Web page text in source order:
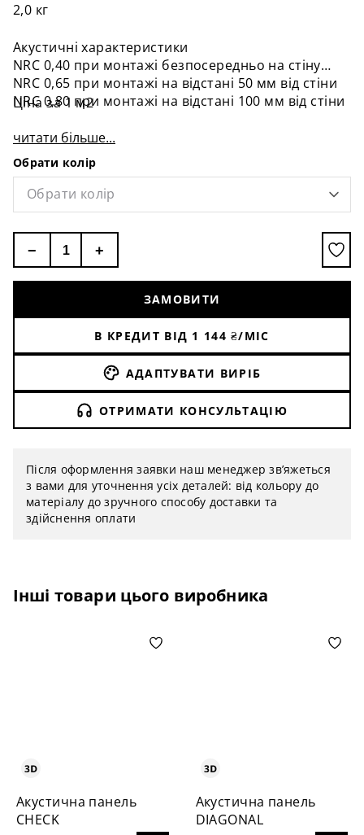
2,0 кг
Акустичні характеристики
NRC 0,40 при монтажі безпосередньо на стіну
NRC 0,65 при монтажі на відстані 50 мм від стіни
NRC 0,80 при монтажі на відстані 100 мм від стіни
Ціна за 1 м2
читати більше...
Обрати колір
Обрати колір
− +
ЗАМОВИТИ
В КРЕДИТ ВІД 1 144 ₴/МІС
АДАПТУВАТИ ВИРІБ
ОТРИМАТИ КОНСУЛЬТАЦІЮ
Після оформлення заявки наш менеджер зв’яжеться
з вами для уточнення усіх деталей: від кольору до
матеріалу до зручного способу доставки та
здійснення оплати
Інші товари цього виробника
Акустична панель
СHECK
Акустична панель
DIAGONAL